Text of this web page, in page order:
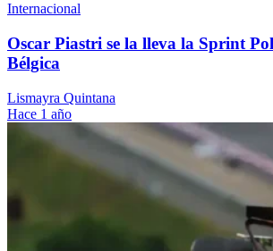
Internacional
Oscar Piastri se la lleva la Sprint
Bélgica
Lismayra Quintana
Hace 1 año